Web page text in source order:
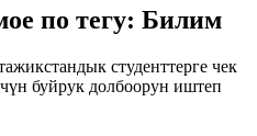
по тегу: Билим